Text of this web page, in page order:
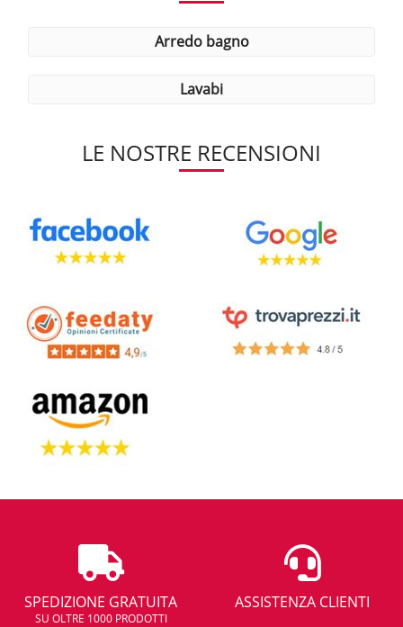
arredo bagno
lavabi
LE NOSTRE RECENSIONI
SPEDIZIONE GRATUITA
SU OLTRE 1000 PRODOTTI
ASSISTENZA CLIENTI